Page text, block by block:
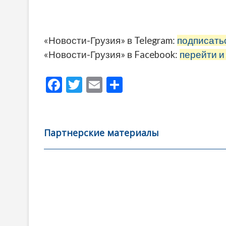
«Новости-Грузия» в Telegram:
«Новости-Грузия» в Facebook: перейти и
F
b
o
T
er
E
l
а
в
Партнерские материалы